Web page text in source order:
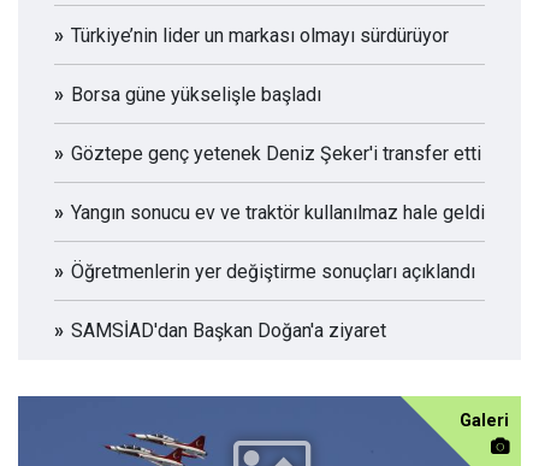
Türkiye’nin lider un markası olmayı sürdürüyor
Borsa güne yükselişle başladı
Göztepe genç yetenek Deniz Şeker'i transfer etti
Yangın sonucu ev ve traktör kullanılmaz hale geldi
Öğretmenlerin yer değiştirme sonuçları açıklandı
SAMSİAD'dan Başkan Doğan'a ziyaret
Galeri